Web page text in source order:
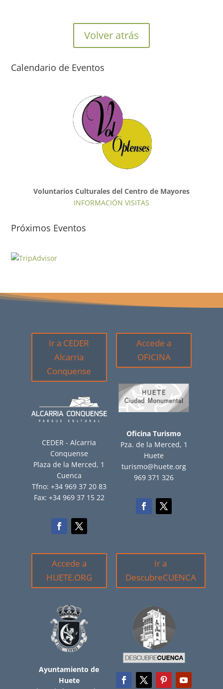
Volver atrás
Calendario de Eventos
Voluntarios Culturales del Centro de Mayores
INFORMACIÓN VISITAS
Próximos Eventos
Ir a CEDER
Alcarria
Conquense
CEDER - Alcarria
Conquense
Plaza de la Merced, 1
Cuenca
Tfno: +34 969 37 20 83
Fax: +34 969 37 15 22
Accede a
OFICINA
Oficina Turismo
Pza. de la Merced, 1
Huete
turismo@huete.org
969 371 326
Accede a
HUETE.ORG
Ayuntamiento de
Huete
Ir a
DescubreCUENCA